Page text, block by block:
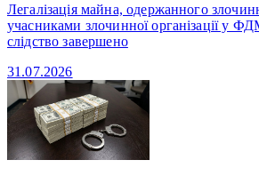
Легалізація майна, одержанного
учасниками злочинної організації у
слідство завершено
31.07.2026